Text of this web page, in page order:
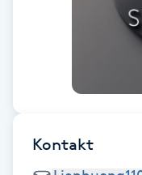
Herrklippning
Kontakt